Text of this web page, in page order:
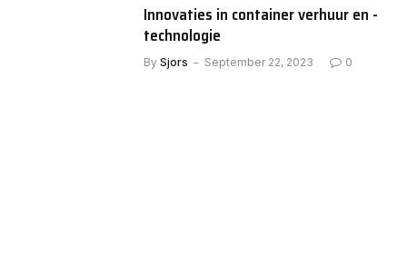
Innovaties in container verhuur en -
technologie
By Sjors September 22, 2023 0